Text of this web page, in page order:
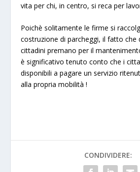
vita per chi, in centro, si reca per
Poichè solitamente le firme si
costruzione di parcheggi, il fatto che
cittadini premano per il
è significativo tenuto conto che i
disponibili a pagare un servizio
alla propria mobilità !
CONDIVIDERE: